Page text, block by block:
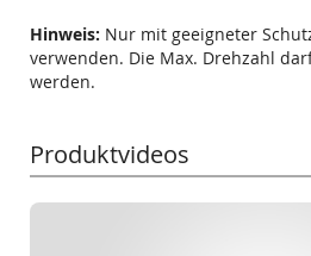
Hinweis: Nur mit geeigneter
verwenden. Die Max. Drehzahl
werden.
Produktvideos